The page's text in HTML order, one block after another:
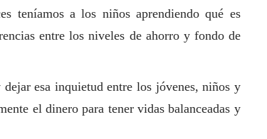
teníamos a los niños aprendiendo qué es
entre los niveles de ahorro y fondo de
esa inquietud entre los jóvenes, niños y
el dinero para tener vidas balanceadas y